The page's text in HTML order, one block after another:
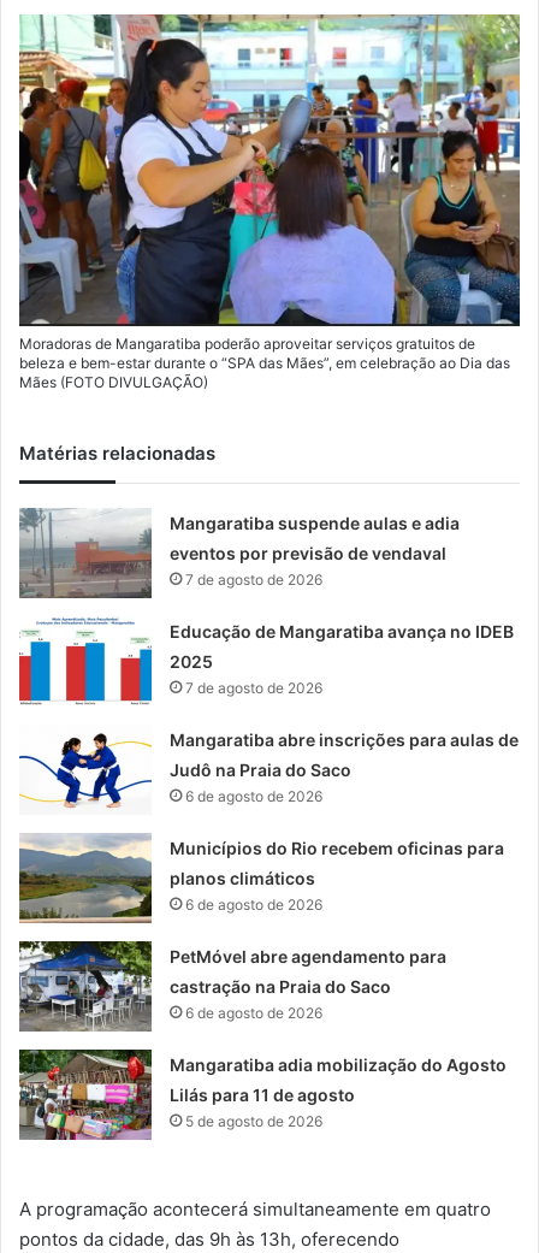
Moradoras de Mangaratiba poderão aproveitar serviços gratuitos de
beleza e bem-estar durante o “SPA das Mães”, em celebração ao Dia das
Mães (FOTO DIVULGAÇÃO)
Matérias relacionadas
Mangaratiba suspende aulas e adia
eventos por previsão de vendaval
7 de agosto de 2026
Educação de Mangaratiba avança no IDEB
2025
7 de agosto de 2026
Mangaratiba abre inscrições para aulas de
Judô na Praia do Saco
6 de agosto de 2026
Municípios do Rio recebem oficinas para
planos climáticos
6 de agosto de 2026
PetMóvel abre agendamento para
castração na Praia do Saco
6 de agosto de 2026
Mangaratiba adia mobilização do Agosto
Lilás para 11 de agosto
5 de agosto de 2026
A programação acontecerá simultaneamente em quatro
pontos da cidade, das 9h às 13h, oferecendo